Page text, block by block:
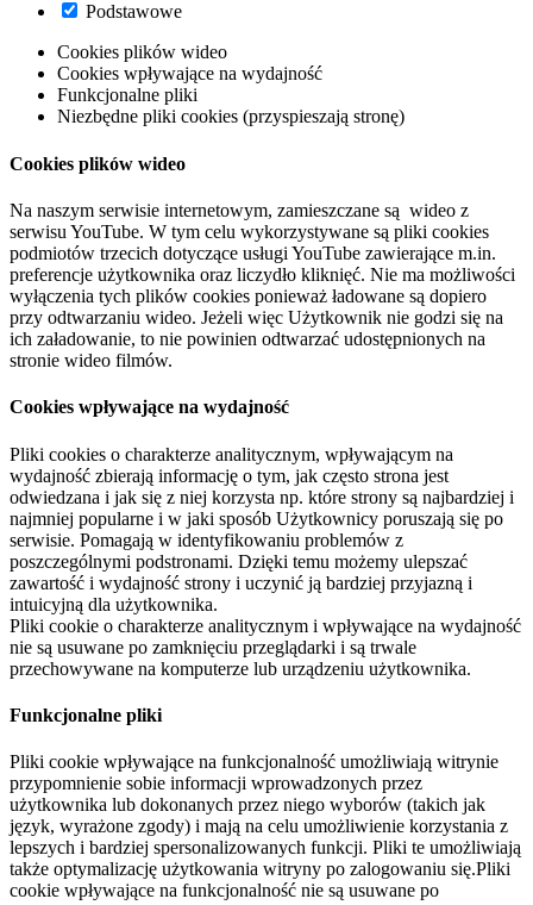
Podstawowe
Cookies plików wideo
Cookies wpływające na wydajność
Funkcjonalne pliki
Niezbędne pliki cookies (przyspieszają stronę)
Cookies plików wideo
Na naszym serwisie internetowym, zamieszczane są wideo z
serwisu YouTube. W tym celu wykorzystywane są pliki cookies
podmiotów trzecich dotyczące usługi YouTube zawierające m.in.
preferencje użytkownika oraz liczydło kliknięć. Nie ma możliwości
wyłączenia tych plików cookies ponieważ ładowane są dopiero
przy odtwarzaniu wideo. Jeżeli więc Użytkownik nie godzi się na
ich załadowanie, to nie powinien odtwarzać udostępnionych na
stronie wideo filmów.
Cookies wpływające na wydajność
Pliki cookies o charakterze analitycznym, wpływającym na
wydajność zbierają informację o tym, jak często strona jest
odwiedzana i jak się z niej korzysta np. które strony są najbardziej i
najmniej popularne i w jaki sposób Użytkownicy poruszają się po
serwisie. Pomagają w identyfikowaniu problemów z
poszczególnymi podstronami. Dzięki temu możemy ulepszać
zawartość i wydajność strony i uczynić ją bardziej przyjazną i
intuicyjną dla użytkownika.
Pliki cookie o charakterze analitycznym i wpływające na wydajność
nie są usuwane po zamknięciu przeglądarki i są trwale
przechowywane na komputerze lub urządzeniu użytkownika.
Funkcjonalne pliki
Pliki cookie wpływające na funkcjonalność umożliwiają witrynie
przypomnienie sobie informacji wprowadzonych przez
użytkownika lub dokonanych przez niego wyborów (takich jak
język, wyrażone zgody) i mają na celu umożliwienie korzystania z
lepszych i bardziej spersonalizowanych funkcji. Pliki te umożliwiają
także optymalizację użytkowania witryny po zalogowaniu się.Pliki
cookie wpływające na funkcjonalność nie są usuwane po